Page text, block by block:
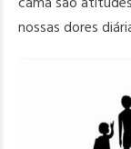
nossas dores